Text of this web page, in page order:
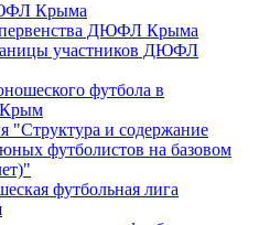
Крыма
ДЮФЛ Крыма
участников ДЮФЛ
футбола в
Крым
"Структура и содержание
футболистов на базовом
футбольная лига